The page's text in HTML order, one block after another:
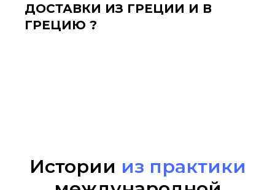
ДОСТАВКИ ИЗ ГРЕЦИИ И В
ГРЕЦИЮ ?
Истории из практики